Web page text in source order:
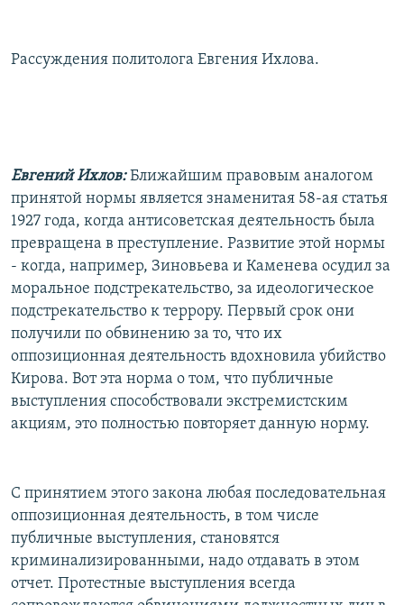
Рассуждения политолога Евгения Ихлова.
Евгений Ихлов:Ближайшим правовым аналогом
принятой нормы является знаменитая 58-ая статья
1927 года, когда антисоветская деятельность была
превращена в преступление. Развитие этой нормы
- когда, например, Зиновьева и Каменева осудил за
моральное подстрекательство, за идеологическое
подстрекательство к террору. Первый срок они
получили по обвинению за то, что их
оппозиционная деятельность вдохновила убийство
Кирова. Вот эта норма о том, что публичные
выступления способствовали экстремистским
акциям, это полностью повторяет данную норму.
С принятием этого закона любая последовательная
оппозиционная деятельность, в том числе
публичные выступления, становятся
криминализированными, надо отдавать в этом
отчет. Протестные выступления всегда